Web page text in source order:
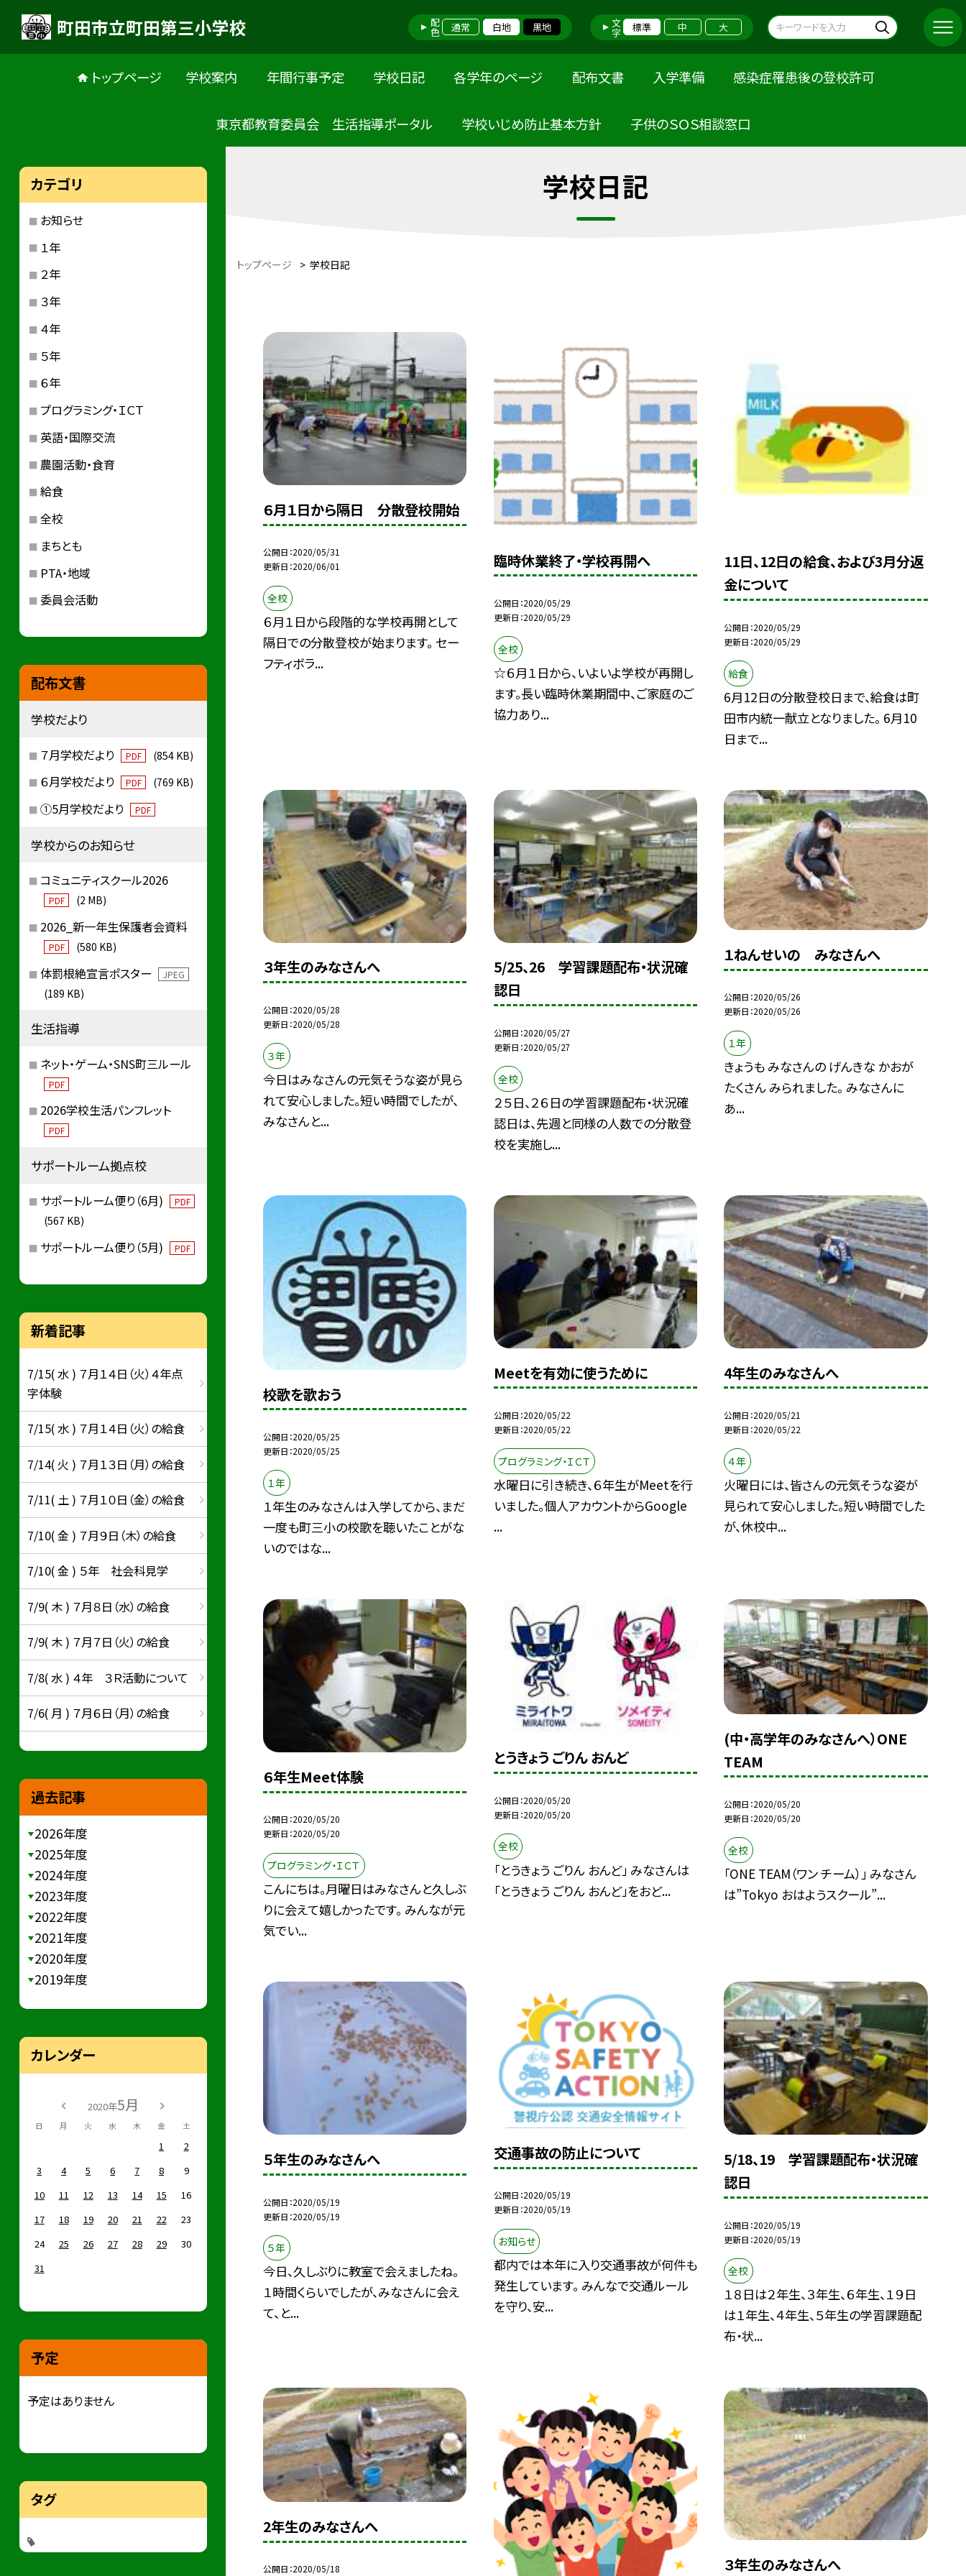
町田市立町田第三小学校 配色 通常 白地 黒地 文字 標準 中 大
トップページ 学校案内 年間行事予定 学校日記 各学年のページ 配布文書 入学準備 感染症罹患後の登校許可
東京都教育委員会 生活指導ポータル 学校いじめ防止基本方針 子供のＳＯＳ相談窓口
学校日記
トップページ > 学校日記
６月１日から隔日 分散登校開始
公開日 2020/05/31
更新日 2020/06/01
全校
６月１日から段階的な学校再開として
隔日での分散登校が始まります。 セー
フティボラ...
臨時休業終了・学校再開へ
公開日 2020/05/29
更新日 2020/05/29
全校
☆６月１日から、いよいよ学校が再開し
ます。長い臨時休業期間中、ご家庭のご
協力あり...
11日、12日の給食、および3月分返
金について
公開日 2020/05/29
更新日 2020/05/29
給食
6月12日の分散登校日まで、給食は町
田市内統一献立となりました。 6月10
日まで...
３年生のみなさんへ
公開日 2020/05/28
更新日 2020/05/28
３年
今日はみなさんの元気そうな姿が見ら
れて安心しました。短い時間でしたが、
みなさんと...
5/25、26 学習課題配布・状況確
認日
公開日 2020/05/27
更新日 2020/05/27
全校
２５日、２６日の学習課題配布・状況確
認日は、先週と同様の人数での分散登
校を実施し...
１ねんせいの みなさんへ
公開日 2020/05/26
更新日 2020/05/26
１年
きょうも みなさんの げんきな かおが
たくさん みられました。 みなさんに
あ...
校歌を歌おう
公開日 2020/05/25
更新日 2020/05/25
１年
１年生のみなさんは入学してから、まだ
一度も町三小の校歌を聴いたことがな
いのではな...
Meetを有効に使うために
公開日 2020/05/22
更新日 2020/05/22
プログラミング・ＩＣＴ
水曜日に引き続き、６年生がMeetを行
いました。個人アカウントからGoogle
...
4年生のみなさんへ
公開日 2020/05/21
更新日 2020/05/22
４年
火曜日には、皆さんの元気そうな姿が
見られて安心しました。短い時間でした
が、休校中...
６年生Meet体験
公開日 2020/05/20
更新日 2020/05/20
プログラミング・ＩＣＴ
こんにちは。月曜日はみなさんと久しぶ
りに会えて嬉しかったです。 みんなが元
気でい...
とうきょう ごりん おんど
公開日 2020/05/20
更新日 2020/05/20
全校
「とうきょう ごりん おんど」 みなさんは
「とうきょう ごりん おんど」をおど...
(中・高学年のみなさんへ）ONE
TEAM
公開日 2020/05/20
更新日 2020/05/20
全校
「ONE TEAM（ワン チーム）」 みなさん
は”Tokyo おはようスクール”...
５年生のみなさんへ
公開日 2020/05/19
更新日 2020/05/19
５年
今日、久しぶりに教室で会えましたね。
１時間くらいでしたが、みなさんに会え
て、と...
交通事故の防止について
公開日 2020/05/19
更新日 2020/05/19
お知らせ
都内では本年に入り交通事故が何件も
発生しています。 みんなで交通ルール
を守り、安...
5/18、19 学習課題配布・状況確
認日
公開日 2020/05/19
更新日 2020/05/19
全校
１８日は２年生、３年生、６年生、１９日
は１年生、４年生、５年生の学習課題配
布・状...
2年生のみなさんへ
公開日 2020/05/18 ３年生のみなさんへ
カテゴリ
お知らせ
１年
２年
３年
４年
５年
６年
プログラミング・ＩＣＴ
英語・国際交流
農園活動・食育
給食
全校
まちとも
PTA・地域
委員会活動
配布文書
学校だより
７月学校だより PDF (854 KB)
６月学校だより PDF (769 KB)
①5月学校だより PDF
学校からのお知らせ
コミュニティスクール2026
PDF (2 MB)
2026_新一年生保護者会資料
PDF (580 KB)
体罰根絶宣言ポスター JPEG
(189 KB)
生活指導
ネット・ゲーム・SNS町三ルール
PDF
2026学校生活パンフレット
PDF
サポートルーム拠点校
サポートルーム便り（6月) PDF
(567 KB)
サポートルーム便り（5月) PDF
新着記事
7/15( 水 ) ７月１４日（火）４年点
字体験
7/15( 水 ) ７月１４日（火）の給食
7/14( 火 ) ７月１３日（月）の給食
7/11( 土 ) ７月１０日（金）の給食
7/10( 金 ) ７月９日（木）の給食
7/10( 金 ) ５年 社会科見学
7/9( 木 ) ７月８日（水）の給食
7/9( 木 ) ７月７日（火）の給食
7/8( 水 ) ４年 ３Ｒ活動について
7/6( 月 ) ７月６日（月）の給食
過去記事
2026年度
2025年度
2024年度
2023年度
2022年度
2021年度
2020年度
2019年度
カレンダー
2020年5月
日 月 火 水 木 金 土
1
2
3
4 5 6 7 8
9
10
11 12 13 14 15
16
17
18 19 20 21 22
23
24
25 26 27 28 29
30
31
予定
予定はありません
タグ